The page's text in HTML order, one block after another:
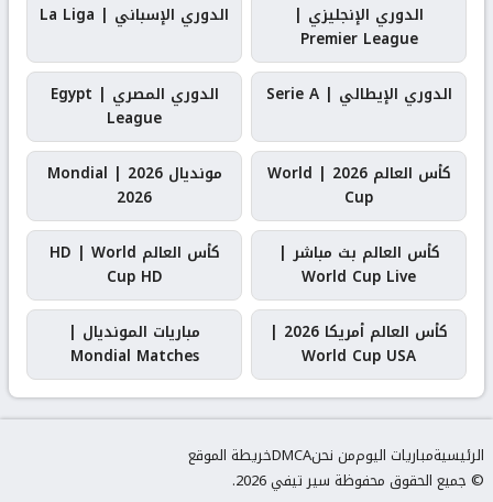
الدوري الإنجليزي |
Premier League
الدوري الإسباني | La Liga
الدوري الإيطالي | Serie A
الدوري المصري | Egypt
League
كأس العالم 2026 | World
Cup
مونديال 2026 | Mondial
2026
كأس العالم بث مباشر |
World Cup Live
كأس العالم HD | World
Cup HD
كأس العالم أمريكا 2026 |
World Cup USA
مباريات المونديال |
Mondial Matches
الرئيسيةمباريات اليوممن نحنDMCAخريطة الموقع
© جميع الحقوق محفوظة سير تيفي 2026.